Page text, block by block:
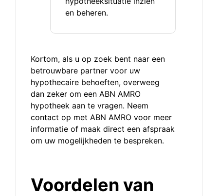
en beheren.
Kortom, als u op zoek bent naar een
betrouwbare partner voor uw
hypothecaire behoeften, overweeg
dan zeker om een ABN AMRO
hypotheek aan te vragen. Neem
contact op met ABN AMRO voor meer
informatie of maak direct een afspraak
om uw mogelijkheden te bespreken.
Voordelen van